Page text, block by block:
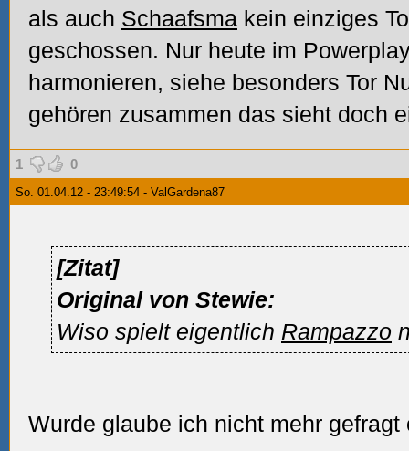
als auch Schaafsma kein einziges
geschossen. Nur heute im
harmonieren, siehe besonders Tor
gehören zusammen das sieht doch
1 0
So. 01.04.12 - 23:49:54 - ValGardena87
[Zitat]
Original von Stewie:
Wiso spielt eigentlich Rampazzo
Wurde glaube ich nicht mehr gefragt